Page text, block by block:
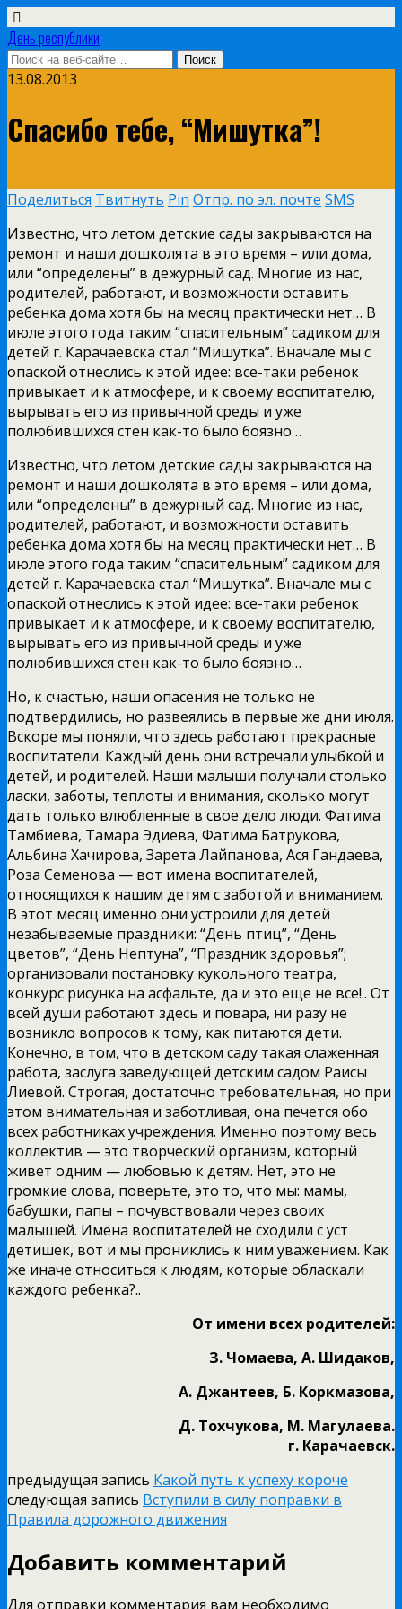
День республики
13.08.2013
Спасибо тебе, “Мишутка”!
Поделиться Твитнуть Pin Отпр. по эл. почте SMS
Известно, что летом детские сады закрываются на
ремонт и наши дошколята в это время – или дома,
или “определены” в дежурный сад. Многие из нас,
родителей, работают, и возможности оставить
ребенка дома хотя бы на месяц практически нет… В
июле этого года таким “спасительным” садиком для
детей г. Карачаевска стал “Мишутка”. Вначале мы с
опаской отнеслись к этой идее: все-таки ребенок
привыкает и к атмосфере, и к своему воспитателю,
вырывать его из привычной среды и уже
полюбившихся стен как-то было боязно…
Известно, что летом детские сады закрываются на
ремонт и наши дошколята в это время – или дома,
или “определены” в дежурный сад. Многие из нас,
родителей, работают, и возможности оставить
ребенка дома хотя бы на месяц практически нет… В
июле этого года таким “спасительным” садиком для
детей г. Карачаевска стал “Мишутка”. Вначале мы с
опаской отнеслись к этой идее: все-таки ребенок
привыкает и к атмосфере, и к своему воспитателю,
вырывать его из привычной среды и уже
полюбившихся стен как-то было боязно…
Но, к счастью, наши опасения не только не
подтвердились, но развеялись в первые же дни июля.
Вскоре мы поняли, что здесь работают прекрасные
воспитатели. Каждый день они встречали улыбкой и
детей, и родителей. Наши малыши получали столько
ласки, заботы, теплоты и внимания, сколько могут
дать только влюбленные в свое дело люди. Фатима
Тамбиева, Тамара Эдиева, Фатима Батрукова,
Альбина Хачирова, Зарета Лайпанова, Ася Гандаева,
Роза Семенова — вот имена воспитателей,
относящихся к нашим детям с заботой и вниманием.
В этот месяц именно они устроили для детей
незабываемые праздники: “День птиц”, “День
цветов”, “День Нептуна”, “Праздник здоровья”;
организовали постановку кукольного театра,
конкурс рисунка на асфальте, да и это еще не все!.. От
всей души работают здесь и повара, ни разу не
возникло вопросов к тому, как питаются дети.
Конечно, в том, что в детском саду такая слаженная
работа, заслуга заведующей детским садом Раисы
Лиевой. Строгая, достаточно требовательная, но при
этом внимательная и заботливая, она печется обо
всех работниках учреждения. Именно поэтому весь
коллектив — это творческий организм, который
живет одним — любовью к детям. Нет, это не
громкие слова, поверьте, это то, что мы: мамы,
бабушки, папы – почувствовали через своих
малышей. Имена воспитателей не сходили с уст
детишек, вот и мы прониклись к ним уважением. Как
же иначе относиться к людям, которые обласкали
каждого ребенка?..
От имени всех родителей:
З. Чомаева, А. Шидаков,
А. Джантеев, Б. Коркмазова,
Д. Тохчукова, М. Магулаева.
г. Карачаевск.
предыдущая запись Какой путь к успеху короче
следующая запись Вступили в силу поправки в
Правила дорожного движения
Добавить комментарий
Для отправки комментария вам необходимо